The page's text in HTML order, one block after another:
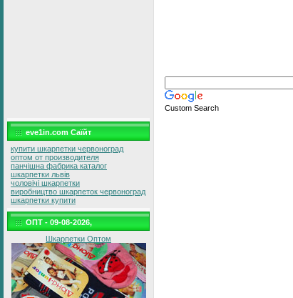
eve1in.com Саїйт
купити шкарпетки червоноград
оптом от производителя
панчішна фабрика каталог
шкарпетки львів
чоловічі шкарпетки
виробництво шкарпеток червоноград
шкарпетки купити
ОПТ - 09-08-2026,
Шкарпетки Оптом
Custom Search